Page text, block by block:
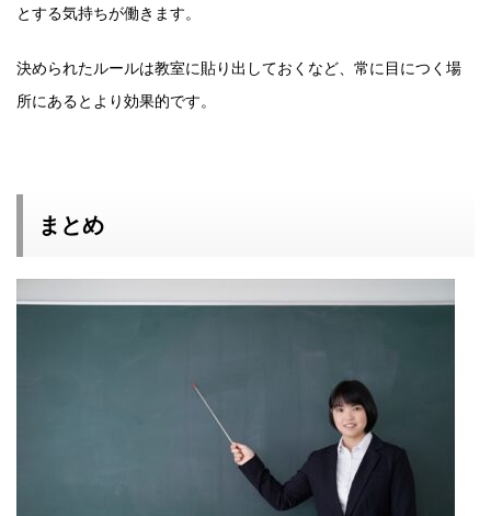
とする気持ちが働きます。
決められたルールは教室に貼り出しておくなど、常に目につく場
所にあるとより効果的です。
まとめ